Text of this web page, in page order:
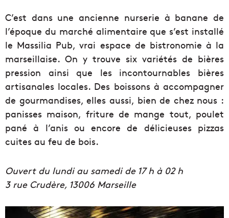
C’est dans une ancienne nurserie à banane de
l’époque du marché alimentaire que s’est installé
le Massilia Pub, vrai espace de bistronomie à la
marseillaise. On y trouve six variétés de bières
pression ainsi que les incontournables bières
artisanales locales. Des boissons à accompagner
de gourmandises, elles aussi, bien de chez nous :
panisses maison, friture de mange tout, poulet
pané à l’anis ou encore de délicieuses pizzas
cuites au feu de bois.
Ouvert du lundi au samedi de 17 h à 02 h
3 rue Crudère, 13006 Marseille